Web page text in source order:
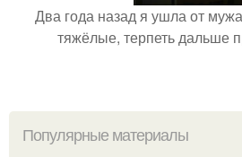
Два года назад я ушла от
тяжёлые, терпеть дальше
Популярные материалы